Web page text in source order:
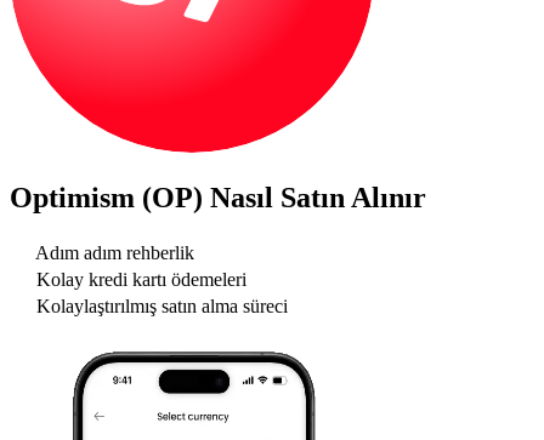
Optimism (OP) Nasıl Satın Alınır
Adım adım rehberlik
Kolay kredi kartı ödemeleri
Kolaylaştırılmış satın alma süreci